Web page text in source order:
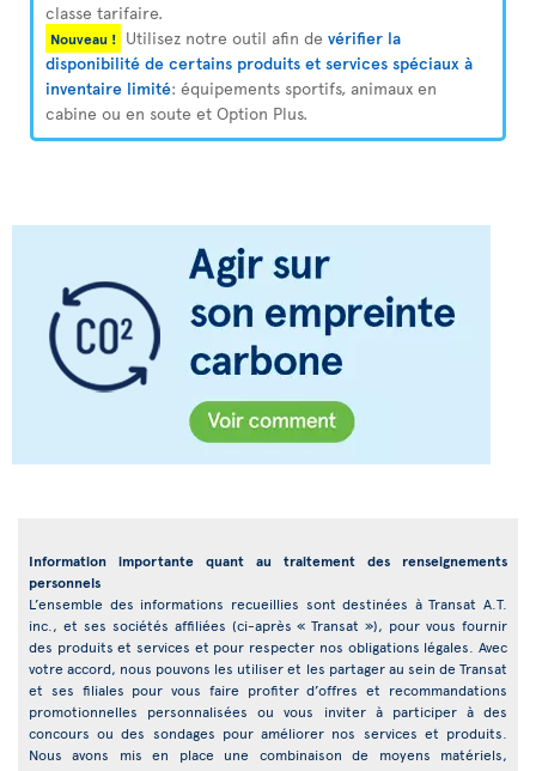
classe tarifaire.
Nouveau ! Utilisez notre outil afin de vérifier la
disponibilité de certains produits et services spéciaux à
inventaire limité: équipements sportifs, animaux en
cabine ou en soute et Option Plus.
Information importante quant au traitement des renseignements
personnels
L’ensemble des informations recueillies sont destinées à Transat A.T.
inc., et ses sociétés affiliées (ci-après « Transat »), pour vous fournir
des produits et services et pour respecter nos obligations légales. Avec
votre accord, nous pouvons les utiliser et les partager au sein de Transat
et ses filiales pour vous faire profiter d’offres et recommandations
promotionnelles personnalisées ou vous inviter à participer à des
concours ou des sondages pour améliorer nos services et produits.
Nous avons mis en place une combinaison de moyens matériels,